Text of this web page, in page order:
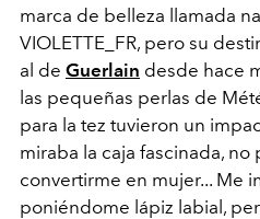
marca de belleza llamada
VIOLETTE_FR, pero su
al de Guerlain desde hace
las pequeñas perlas de
para la tez tuvieron un
miraba la caja fascinada, no
convertirme en mujer... Me
poniéndome lápiz labial,